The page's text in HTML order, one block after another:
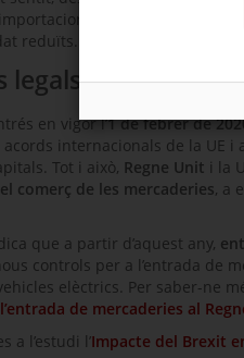
Sectors com les
reduïts.
legals entre la
en vigor l’1 de febrer de
internacionals de la UE
Tot i això, Regne Unit i la
comerç de les mercaderies, a
que a partir d’aquest any,
controls per a l’entrada de
elèctrics. Per saber-ne
de mercaderies al
a l’estudi l’Impacte del Brexit